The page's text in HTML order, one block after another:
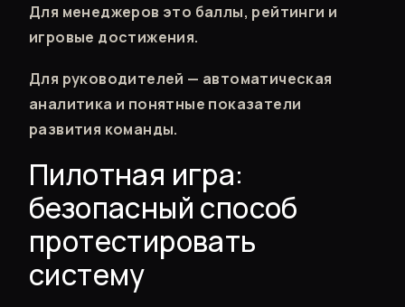
Для менеджеров это баллы, рейтинги и
игровые достижения.
Для руководителей — автоматическая
аналитика и понятные показатели
развития команды.
Пилотная игра:
безопасный способ
протестировать
систему